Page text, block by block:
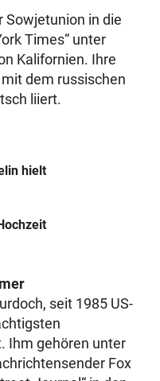
Sowjetunion in die
Times“ unter
Kalifornien. Ihre
dem russischen
liiert.
hielt
seit 1985 US-
Ihm gehören unter
Fox